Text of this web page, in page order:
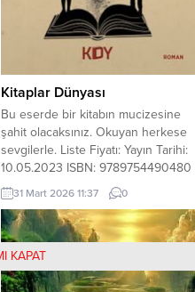
Kitaplar Dünyası
Bu eserde bir kitabın mucizesine
şahit olacaksınız. Okuyan herkese
sevgilerle. Liste Fiyatı: Yayın Tarihi:
10.05.2023 ISBN: 9789754490480
Dil: TÜRKÇE Sayfa Sayısı: 154 Cilt
Tipi: Karton Kapak Kağıt Cinsi: Kitap
Kağıdı Boyut: 13 x 19.5 cm
31 Mart 2026 11:37 0
KAPAT